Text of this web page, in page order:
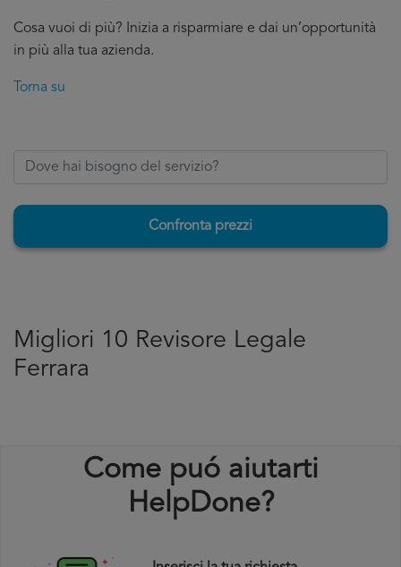
Cosa vuoi di più? Inizia a risparmiare e dai un’opportunità
in più alla tua azienda.
Torna su
Confronta prezzi
Migliori 10 Revisore Legale
Ferrara
Come puó aiutarti
HelpDone?